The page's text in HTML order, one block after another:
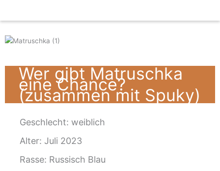
Wer gibt Matruschka
eine Chance?
(zusammen mit Spuky)
Geschlecht: weiblich
Alter: Juli 2023
Rasse: Russisch Blau